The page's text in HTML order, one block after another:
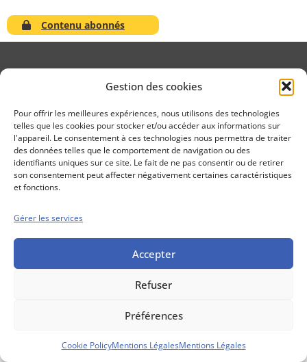
Gestion des cookies
Pour offrir les meilleures expériences, nous utilisons des technologies
telles que les cookies pour stocker et/ou accéder aux informations sur
l'appareil. Le consentement à ces technologies nous permettra de traiter
des données telles que le comportement de navigation ou des
identifiants uniques sur ce site. Le fait de ne pas consentir ou de retirer
son consentement peut affecter négativement certaines caractéristiques
et fonctions.
Gérer les services
Accepter
Refuser
Préférences
Cookie PolicyMentions LégalesMentions Légales
Contenu abonnés
Conseils boursiers depuis 1952
Propos Utiles est
une publication
des Editions
Marigny
Mentions Légales
Politique cookie